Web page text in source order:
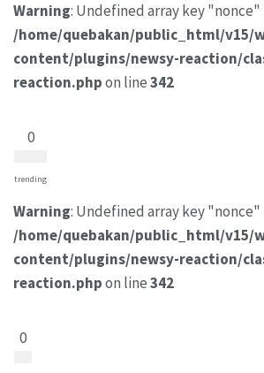
Warning: Undefined array key "nonce"
/home/quebakan/public_html/v15/
content/plugins/newsy-reaction/
reaction.phpon line342
0
trending
Warning: Undefined array key "nonce"
/home/quebakan/public_html/v15/
content/plugins/newsy-reaction/
reaction.phpon line342
0